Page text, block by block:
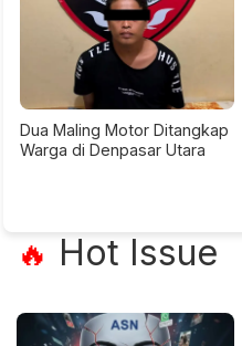
Dua Maling Motor Ditangkap
Warga di Denpasar Utara
🔥 Hot Issue